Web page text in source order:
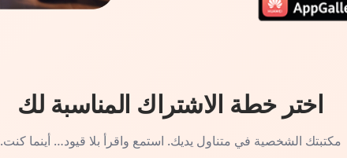
اختر خطة الاشتراك المناسبة لك
مكتبتك الشخصية في متناول يديك. استمع واقرأ بلا قيود… أينما كنت.